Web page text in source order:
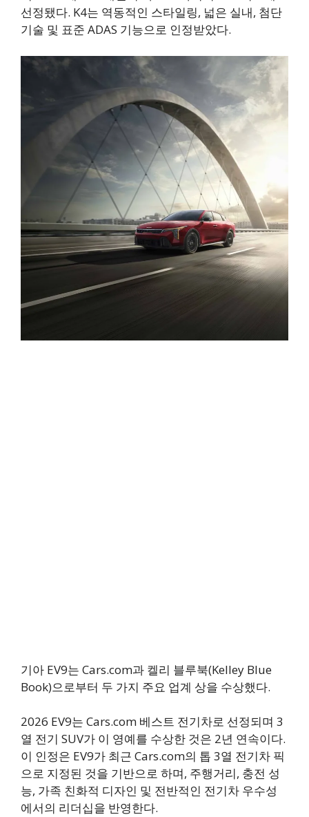
선정됐다. K4는 역동적인 스타일링, 넓은 실내, 첨단
기술 및 표준 ADAS 기능으로 인정받았다.
기아 EV9는 Cars.com과 켈리 블루북(Kelley Blue
Book)으로부터 두 가지 주요 업계 상을 수상했다.
2026 EV9는 Cars.com 베스트 전기차로 선정되며 3
열 전기 SUV가 이 영예를 수상한 것은 2년 연속이다.
이 인정은 EV9가 최근 Cars.com의 톱 3열 전기차 픽
으로 지정된 것을 기반으로 하며, 주행거리, 충전 성
능, 가족 친화적 디자인 및 전반적인 전기차 우수성
에서의 리더십을 반영한다.